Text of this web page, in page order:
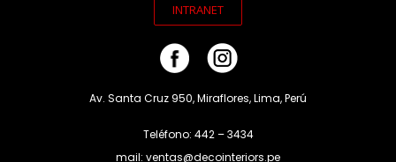
INTRANET
Av. Santa Cruz 950, Miraflores, Lima, Perú
Teléfono: 442 – 3434
mail: ventas@decointeriors.pe